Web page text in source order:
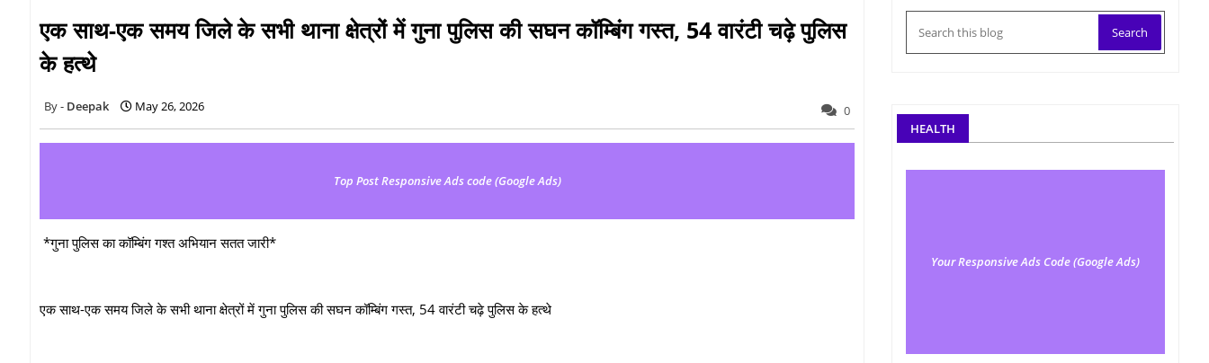
एक साथ-एक समय जिले के सभी थाना क्षेत्रों में गुना पुलिस की सघन कॉम्बिंग गस्‍त, 54 वारंटी चढ़े पुलिस
के हत्थे
Deepak May 26, 2026 0
Top Post Responsive Ads code (Google Ads)
*गुना पुलिस का कॉम्बिंग गश्त अभियान सतत जारी*
एक साथ-एक समय जिले के सभी थाना क्षेत्रों में गुना पुलिस की सघन कॉम्बिंग गस्‍त, 54 वारंटी चढ़े पुलिस के हत्थे
HEALTH
Your Responsive Ads Code (Google Ads)